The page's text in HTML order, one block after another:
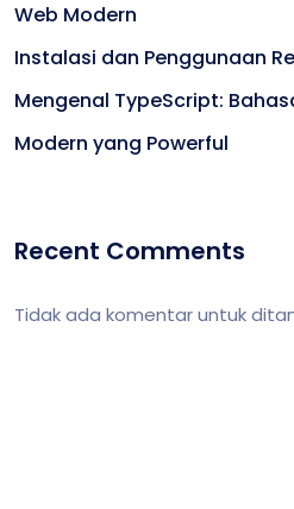
Web Modern
Instalasi dan Penggunaan
Mengenal TypeScript:
Modern yang Powerful
Recent Comments
Tidak ada komentar untuk